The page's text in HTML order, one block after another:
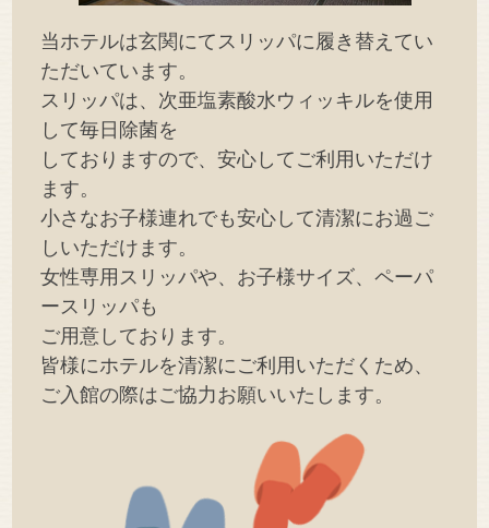
当ホテルは玄関にてスリッパに履き替えてい
ただいています。
スリッパは、次亜塩素酸水ウィッキルを使用
して毎日除菌を
しておりますので、安心してご利用いただけ
ます。
小さなお子様連れでも安心して清潔にお過ご
しいただけます。
女性専用スリッパや、お子様サイズ、ペーパ
ースリッパも
ご用意しております。
皆様にホテルを清潔にご利用いただくため、
ご入館の際はご協力お願いいたします。